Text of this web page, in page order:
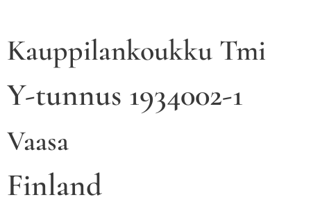
Kauppilankoukku Tmi
Y-tunnus 1934002-1
Vaasa
Finland